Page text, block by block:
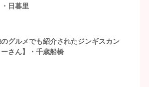
・日暮里
グルメでも紹介されたジンギスカン
ーさん】・千歳船橋